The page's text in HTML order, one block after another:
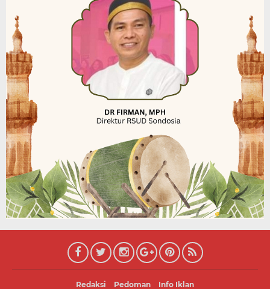
Redaksi Pedoman Info Iklan